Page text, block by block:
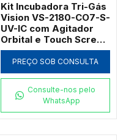
Kit Incubadora Tri-Gás
Vision VS-2180-CO7-S-
UV-IC com Agitador
Orbital e Touch Screen
180L
PREÇO SOB CONSULTA
Consulte-nos pelo
WhatsApp